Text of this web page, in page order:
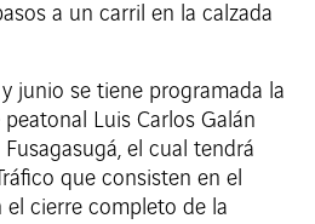
a un carril en la calzada
junio se tiene programada la
Luis Carlos Galán
el cual tendrá
que consisten en el
cierre completo de la